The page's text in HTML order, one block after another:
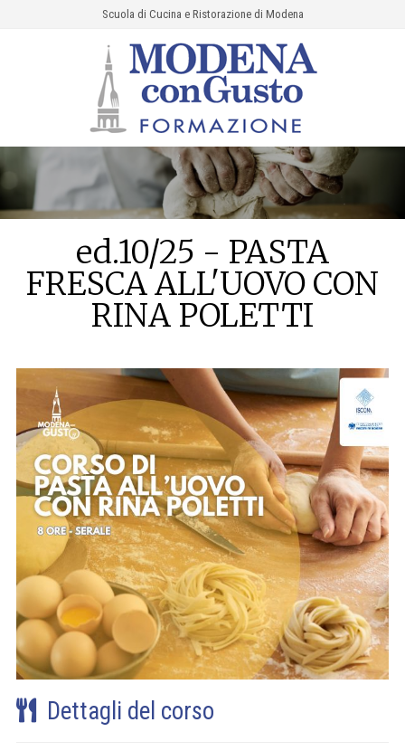
Scuola di Cucina e Ristorazione di Modena
ed.10/25 - PASTA
FRESCA ALL'UOVO CON
RINA POLETTI
Dettagli del corso